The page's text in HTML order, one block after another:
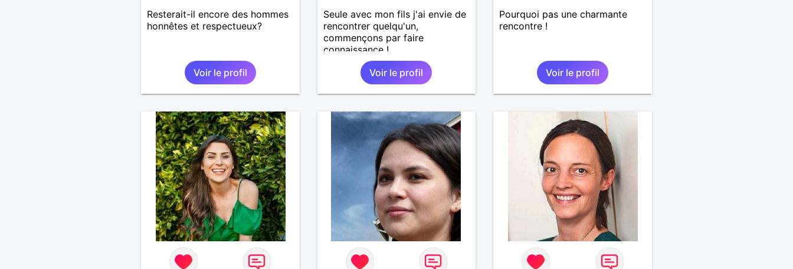
Resterait-il encore des hommes
honnêtes et respectueux?
Voir le profil
Seule avec mon fils j'ai envie de
rencontrer quelqu'un,
commençons par faire
connaissance !
Voir le profil
Pourquoi pas une charmante
rencontre !
Voir le profil